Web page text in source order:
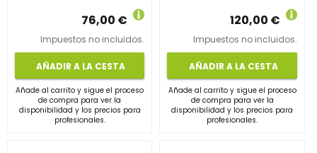
76,00 €
Impuestos no incluidos.
AÑADIR A LA CESTA
Añade al carrito y sigue el proceso
de compra para ver la
disponibilidad y los precios para
profesionales.
120,00 €
Impuestos no incluidos.
AÑADIR A LA CESTA
Añade al carrito y sigue el proceso
de compra para ver la
disponibilidad y los precios para
profesionales.